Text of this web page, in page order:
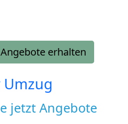
erhalten
jetzt Angebote